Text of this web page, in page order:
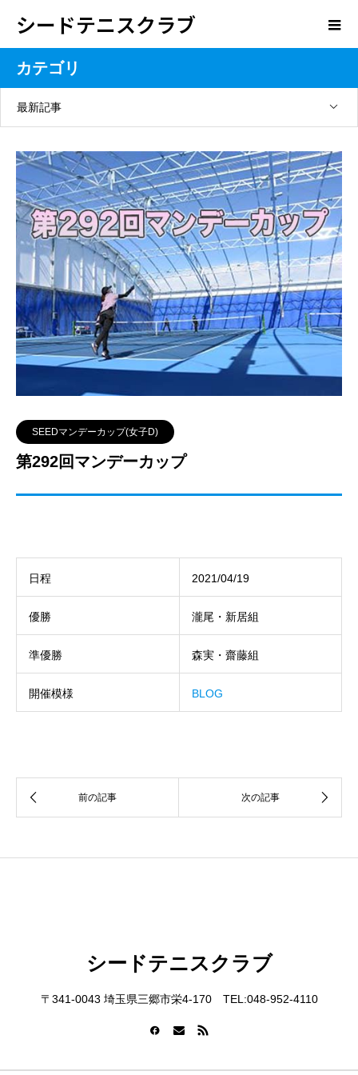
シードテニスクラブ
カテゴリ
最新記事
SEEDマンデーカップ(女子D)
第292回マンデーカップ
日程 2021/04/19
優勝 瀧尾・新居組
準優勝 森実・齋藤組
開催模様 BLOG
シードテニスクラブ
〒341-0043 埼玉県三郷市栄4-170 TEL:048-952-4110